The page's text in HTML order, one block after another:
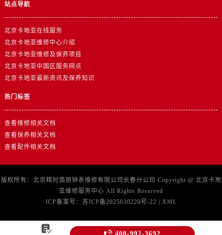
站点导航
北京卡地亚在线服务
北京卡地亚维修中心介绍
北京卡地亚维修及保养项目
北京卡地亚中国区服务网点
北京卡地亚最新资讯及保养知识
热门标签
查看维修相关文档
查看保养相关文档
查看配件相关文档
版权所有：北京精时翡丽钟表维修有限公司长春分公司 Copyright @ 北京卡地
亚维修服务中心 All Rights Reserved
ICP备案号： 吉ICP备2025030220号-22 | XML
 400-992-3692